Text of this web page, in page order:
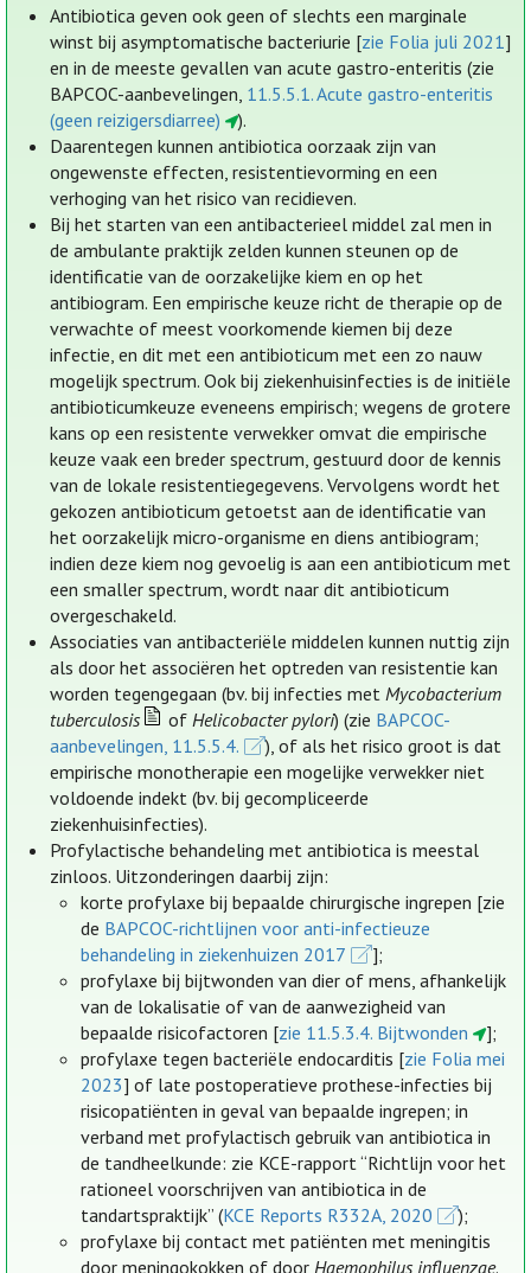
Antibiotica geven ook geen of slechts een marginale
winst bij asymptomatische bacteriurie [zie Folia juli 2021]
en in de meeste gevallen van acute gastro-enteritis (zie
BAPCOC-aanbevelingen, 11.5.5.1. Acute gastro-enteritis
(geen reizigersdiarree)
).
Daarentegen kunnen antibiotica oorzaak zijn van
ongewenste effecten, resistentievorming en een
verhoging van het risico van recidieven.
Bij het starten van een antibacterieel middel zal men in
de ambulante praktijk zelden kunnen steunen op de
identificatie van de oorzakelijke kiem en op het
antibiogram. Een empirische keuze richt de therapie op de
verwachte of meest voorkomende kiemen bij deze
infectie, en dit met een antibioticum met een zo nauw
mogelijk spectrum. Ook bij ziekenhuisinfecties is de initiële
antibioticumkeuze eveneens empirisch; wegens de grotere
kans op een resistente verwekker omvat die empirische
keuze vaak een breder spectrum, gestuurd door de kennis
van de lokale resistentiegegevens. Vervolgens wordt het
gekozen antibioticum getoetst aan de identificatie van
het oorzakelijk micro-organisme en diens antibiogram;
indien deze kiem nog gevoelig is aan een antibioticum met
een smaller spectrum, wordt naar dit antibioticum
overgeschakeld.
Associaties van antibacteriële middelen kunnen nuttig zijn
als door het associëren het optreden van resistentie kan
worden tegengegaan (bv. bij infecties metMycobacterium
tuberculosis
of Helicobacter pylori) (zie BAPCOC-
aanbevelingen, 11.5.5.4.
), of als het risico groot is dat
empirische monotherapie een mogelijke verwekker niet
voldoende indekt (bv. bij gecompliceerde
ziekenhuisinfecties).
Profylactische behandeling met antibiotica is meestal
zinloos. Uitzonderingen daarbij zijn:
korte profylaxe bij bepaalde chirurgische ingrepen [zie
de BAPCOC-richtlijnen voor anti-infectieuze
behandeling in ziekenhuizen 2017
];
profylaxe bij bijtwonden van dier of mens, afhankelijk
van de lokalisatie of van de aanwezigheid van
bepaalde risicofactoren [zie 11.5.3.4. Bijtwonden
];
profylaxe tegen bacteriële endocarditis [zie Folia mei
2023] of late postoperatieve prothese-infecties bij
risicopatiënten in geval van bepaalde ingrepen; in
verband met profylactisch gebruik van antibiotica in
de tandheelkunde: zie KCE-rapport “Richtlijn voor het
rationeel voorschrijven van antibiotica in de
tandartspraktijk” (KCE Reports R332A, 2020
);
profylaxe bij contact met patiënten met meningitis
door meningokokken of door Haemophilus influenzae.